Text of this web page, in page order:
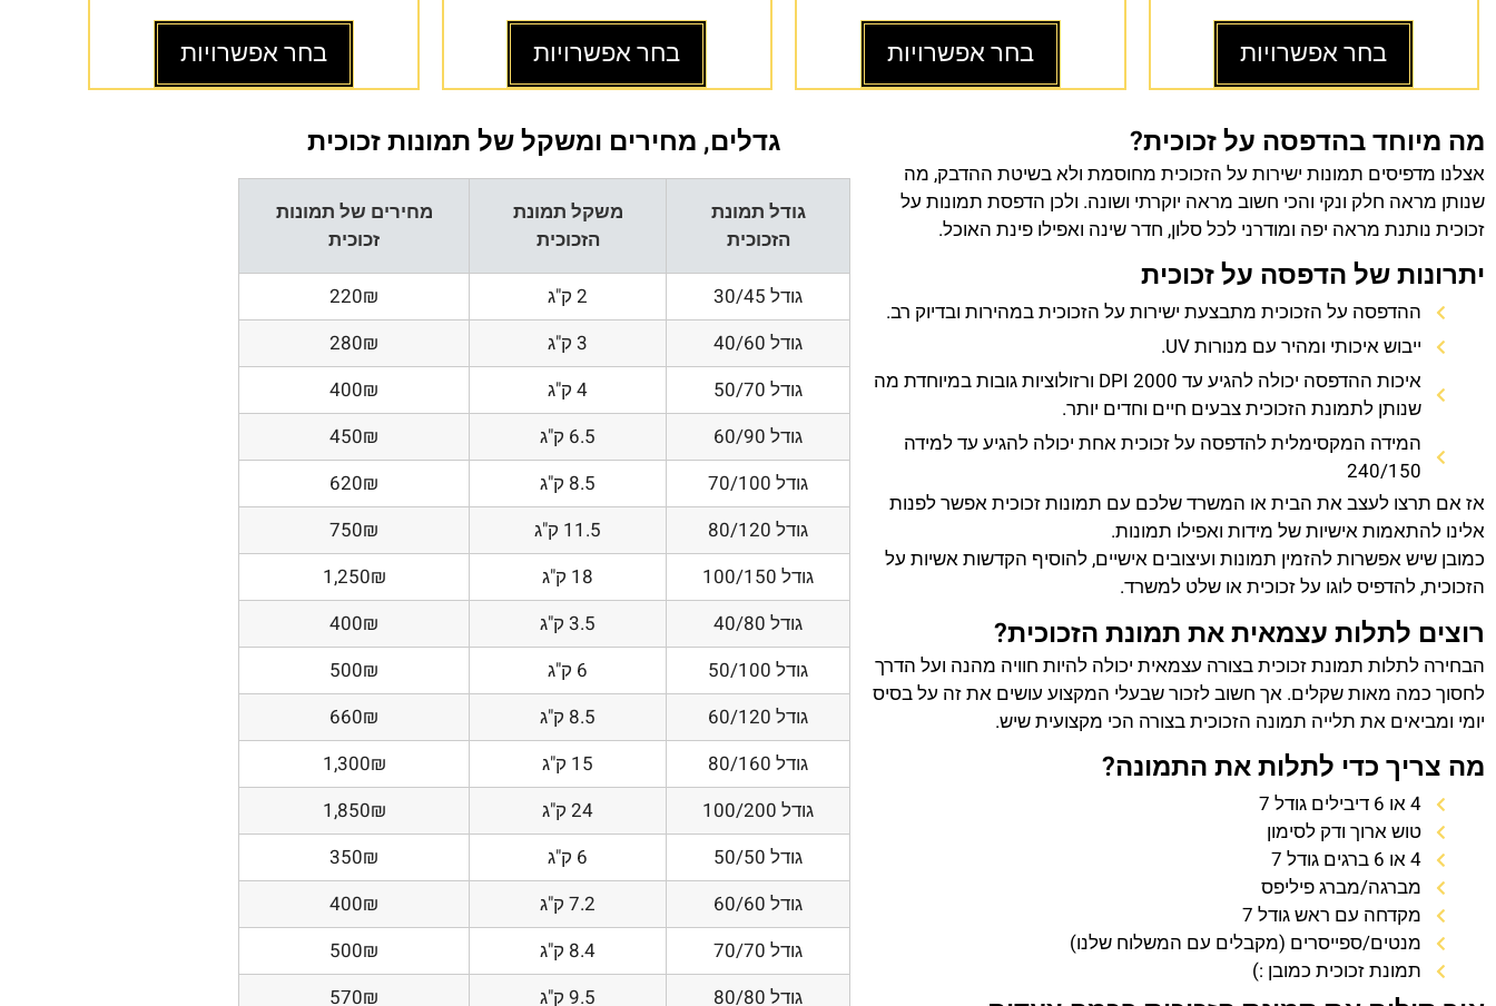
בחר אפשרויות בחר אפשרויות בחר אפשרויות בחר אפשרויות
מה מיוחד בהדפסה על זכוכית?
אצלנו מדפיסים תמונות ישירות על הזכוכית מחוסמת ולא בשיטת ההדבק, מה
שנותן מראה חלק ונקי והכי חשוב מראה יוקרתי ושונה. ולכן הדפסת תמונות על
זכוכית נותנת מראה יפה ומודרני לכל סלון, חדר שינה ואפילו פינת האוכל.
יתרונות של הדפסה על זכוכית
ההדפסה על הזכוכית מתבצעת ישירות על הזכוכית במהירות ובדיוק רב.
ייבוש איכותי ומהיר עם מנורות UV.
איכות ההדפסה יכולה להגיע עד 2000 DPI ורזולוציות גובות במיוחדת מה
שנותן לתמונת הזכוכית צבעים חיים וחדים יותר.
המידה המקסימלית להדפסה על זכוכית אחת יכולה להגיע עד למידה
240/150
אז אם תרצו לעצב את הבית או המשרד שלכם עם תמונות זכוכית אפשר לפנות
אלינו להתאמות אישיות של מידות ואפילו תמונות.
כמובן שיש אפשרות להזמין תמונות ועיצובים אישיים, להוסיף הקדשות אשיות על
הזכוכית, להדפיס לוגו על זכוכית או שלט למשרד.
רוצים לתלות עצמאית את תמונת הזכוכית?
הבחירה לתלות תמונת זכוכית בצורה עצמאית יכולה להיות חוויה מהנה ועל הדרך
לחסוך כמה מאות שקלים. אך חשוב לזכור שבעלי המקצוע עושים את זה על בסיס
יומי ומביאים את תלייה תמונה הזכוכית בצורה הכי מקצועית שיש.
מה צריך כדי לתלות את התמונה?
4 או 6 דיבילים גודל 7
טוש ארוך ודק לסימון
4 או 6 ברגים גודל 7
מברגה/מברג פיליפס
מקדחה עם ראש גודל 7
מנטים/ספייסרים (מקבלים עם המשלוח שלנו)
תמונת זכוכית כמובן :)
גדלים, מחירים ומשקל של תמונות זכוכית
גודל תמונת
הזכוכית
משקל תמונת
הזכוכית
מחירים של תמונות
זכוכית
גודל 30/45 2 ק"ג
220₪
גודל 40/60
3 ק"ג
280₪
גודל 50/70
4 ק"ג
400₪
גודל 60/90
6.5 ק"ג
450₪
גודל 70/100
8.5 ק"ג
620₪
גודל 80/120
11.5 ק"ג
750₪
גודל 100/150
18 ק"ג
1,250₪
גודל 40/80
3.5 ק"ג
400₪
גודל 50/100
6 ק"ג
500₪
גודל 60/120
8.5 ק"ג
660₪
גודל 80/160
15 ק"ג
1,300₪
גודל 100/200
24 ק"ג
1,850₪
גודל 50/50
6 ק"ג
350₪
גודל 60/60
7.2 ק"ג
400₪
גודל 70/70
8.4 ק"ג
500₪
גודל 80/80
9.5 ק"ג 570₪